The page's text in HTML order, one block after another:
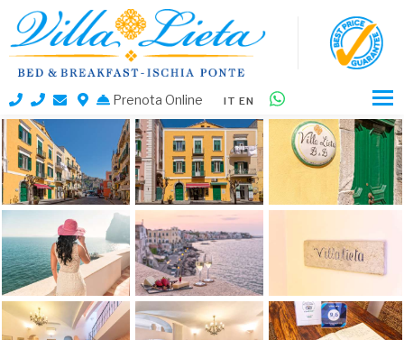
Prenota Online IT EN